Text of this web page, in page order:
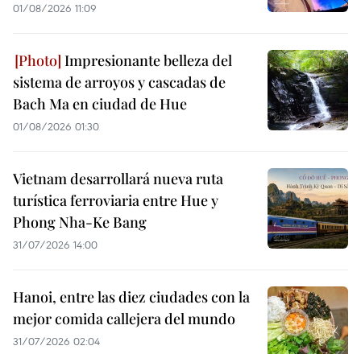
01/08/2026 11:09
Impresionante belleza del
sistema de arroyos y cascadas de
Bach Ma en ciudad de Hue
01/08/2026 01:30
Vietnam desarrollará nueva ruta
turística ferroviaria entre Hue y
Phong Nha-Ke Bang
31/07/2026 14:00
Hanoi, entre las diez ciudades con la
mejor comida callejera del mundo
31/07/2026 02:04